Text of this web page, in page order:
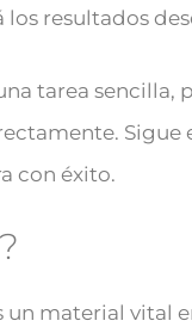
resultados
tarea sencilla,
Sigue
con éxito.
un material vital